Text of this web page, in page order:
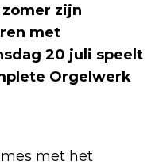
zijn
met
20 juli speelt
Orgelwerk
met het